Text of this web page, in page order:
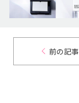
前の記事